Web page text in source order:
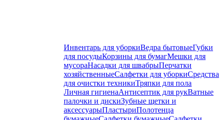
Инвентарь для уборкиВедра бытовыеГубки
для посудыКорзины для бумагМешки для
мусораНасадки для швабрыПерчатки
хозяйственныеСалфетки для уборкиСредства
для очистки техникиТряпки для пола
Личная гигиенаАнтисептик для рукВатные
палочки и дискиЗубные щетки и
аксессуарыПластыриПолотенца